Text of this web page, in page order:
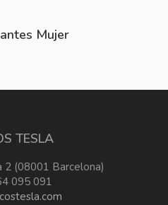
Mujer
TESLA
2 (08001 Barcelona)
095 091